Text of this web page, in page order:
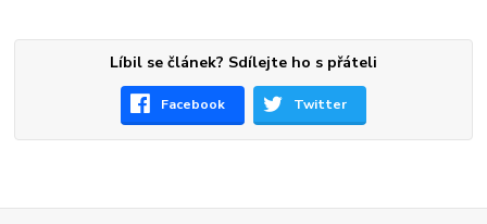
Líbil se článek? Sdílejte ho s přáteli
Facebook Twitter